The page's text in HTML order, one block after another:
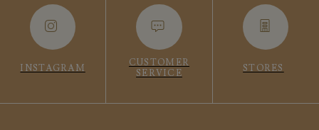
INSTAGRAM
CUSTOMER
SERVICE
STORES